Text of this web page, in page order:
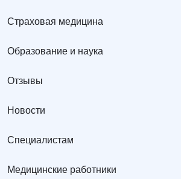
Страховая медицина
Образование и наука
Отзывы
Новости
Специалистам
Медицинские работники